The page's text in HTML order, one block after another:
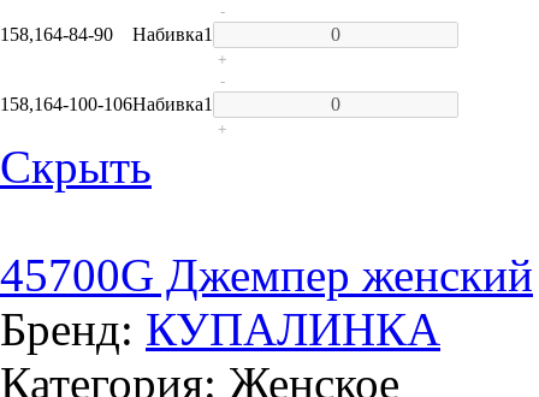
158,164-84-90 Набивка1
-
+
158,164-100-106Набивка1
-
+
Скрыть
45700G Джемпер женский
Бренд: КУПАЛИНКА
Категория: Женское